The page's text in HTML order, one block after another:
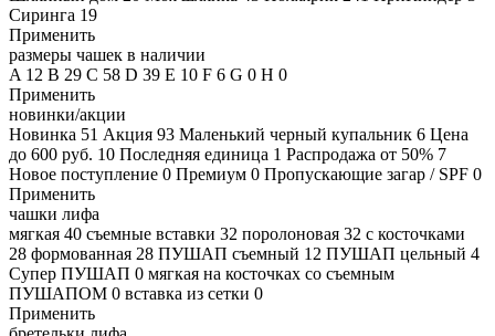
Сиринга 19
Применить
размеры чашек в наличии
A 12 B 29 C 58 D 39 E 10 F 6 G 0 H 0
Применить
новинки/акции
Новинка 51 Акция 93 Маленький черный купальник 6 Цена
до 600 руб. 10 Последняя единица 1 Распродажа от 50% 7
Новое поступление 0 Премиум 0 Пропускающие загар / SPF 0
Применить
чашки лифа
мягкая 40 съемные вставки 32 поролоновая 32 с косточками
28 формованная 28 ПУШАП съемный 12 ПУШАП цельный 4
Супер ПУШАП 0 мягкая на косточках со съемным
ПУШАПОМ 0 вставка из сетки 0
Применить